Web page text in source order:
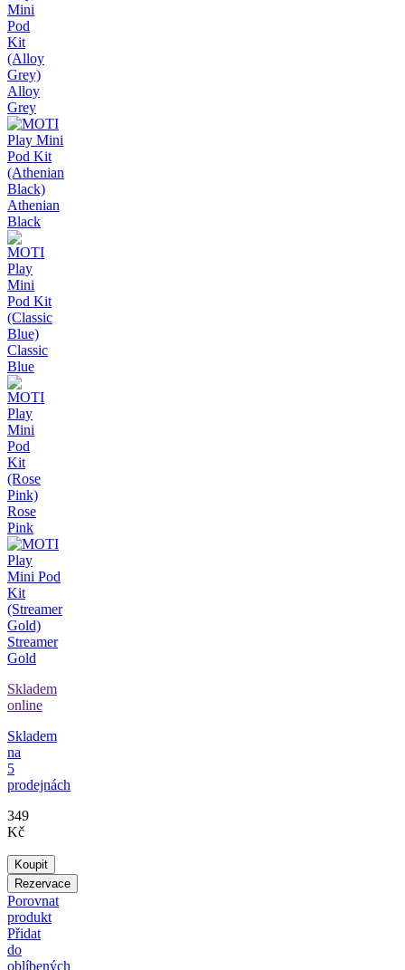
Alloy
Grey
Athenian
Black
Classic
Blue
Rose
Pink
Streamer
Gold
Skladem
online
Skladem
na
5
prodejnách
349
Kč
Koupit
Rezervace
Porovnat
produkt
Přidat
do
oblíbených